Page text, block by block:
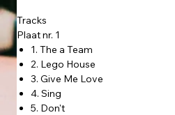
Tracks
Plaat nr. 1
1. The a Team
2. Lego House
3. Give Me Love
4. Sing
5. Don't